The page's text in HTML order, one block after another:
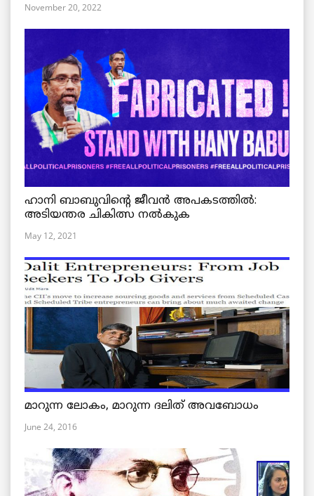
November 20, 2022
ഹാനി ബാബുവിന്റെ ജീവൻ അപകടത്തിൽ:
അടിയന്തര ചികിത്സ നൽകുക
May 12, 2021
മാറുന്ന ലോകം, മാറുന്ന ദലിത് അവബോധം
June 24, 2016